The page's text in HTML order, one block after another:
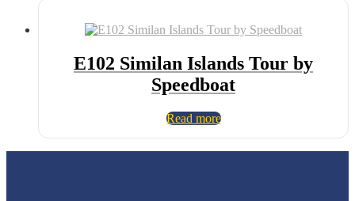
E102 Similan Islands Tour by
Speedboat
Read more